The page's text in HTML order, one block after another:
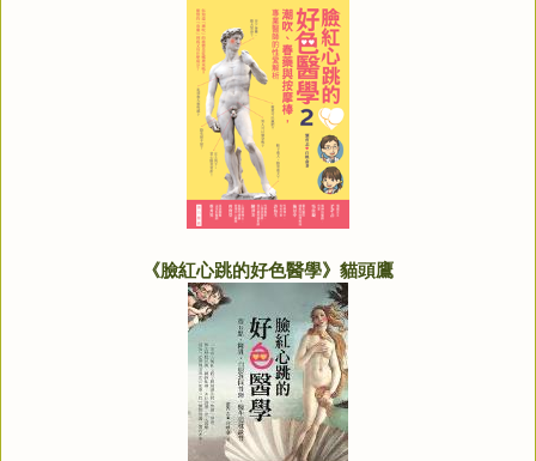
《臉紅心跳的好色醫學》貓頭鷹